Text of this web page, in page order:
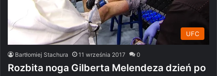
UFC
Bartłomiej Stachura 11 września 2017 0
Rozbita noga Gilberta Melendeza dzień po